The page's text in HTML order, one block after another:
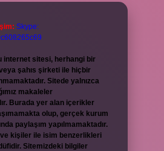
Skype:
internet sitesi, herhangi bir
şahıs şirketi ile hiçbir
Sitede yalnızca
makaleler
Burada yer alan içerikler
olup, gerçek kurum
paylaşım yapılmamaktadır.
kişiler ile isim benzerlikleri
Sitemizdeki bilgiler